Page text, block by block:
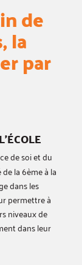
de
la
par
de soi et du
la 6ème à la
dans les
permettre à
niveaux de
dans leur